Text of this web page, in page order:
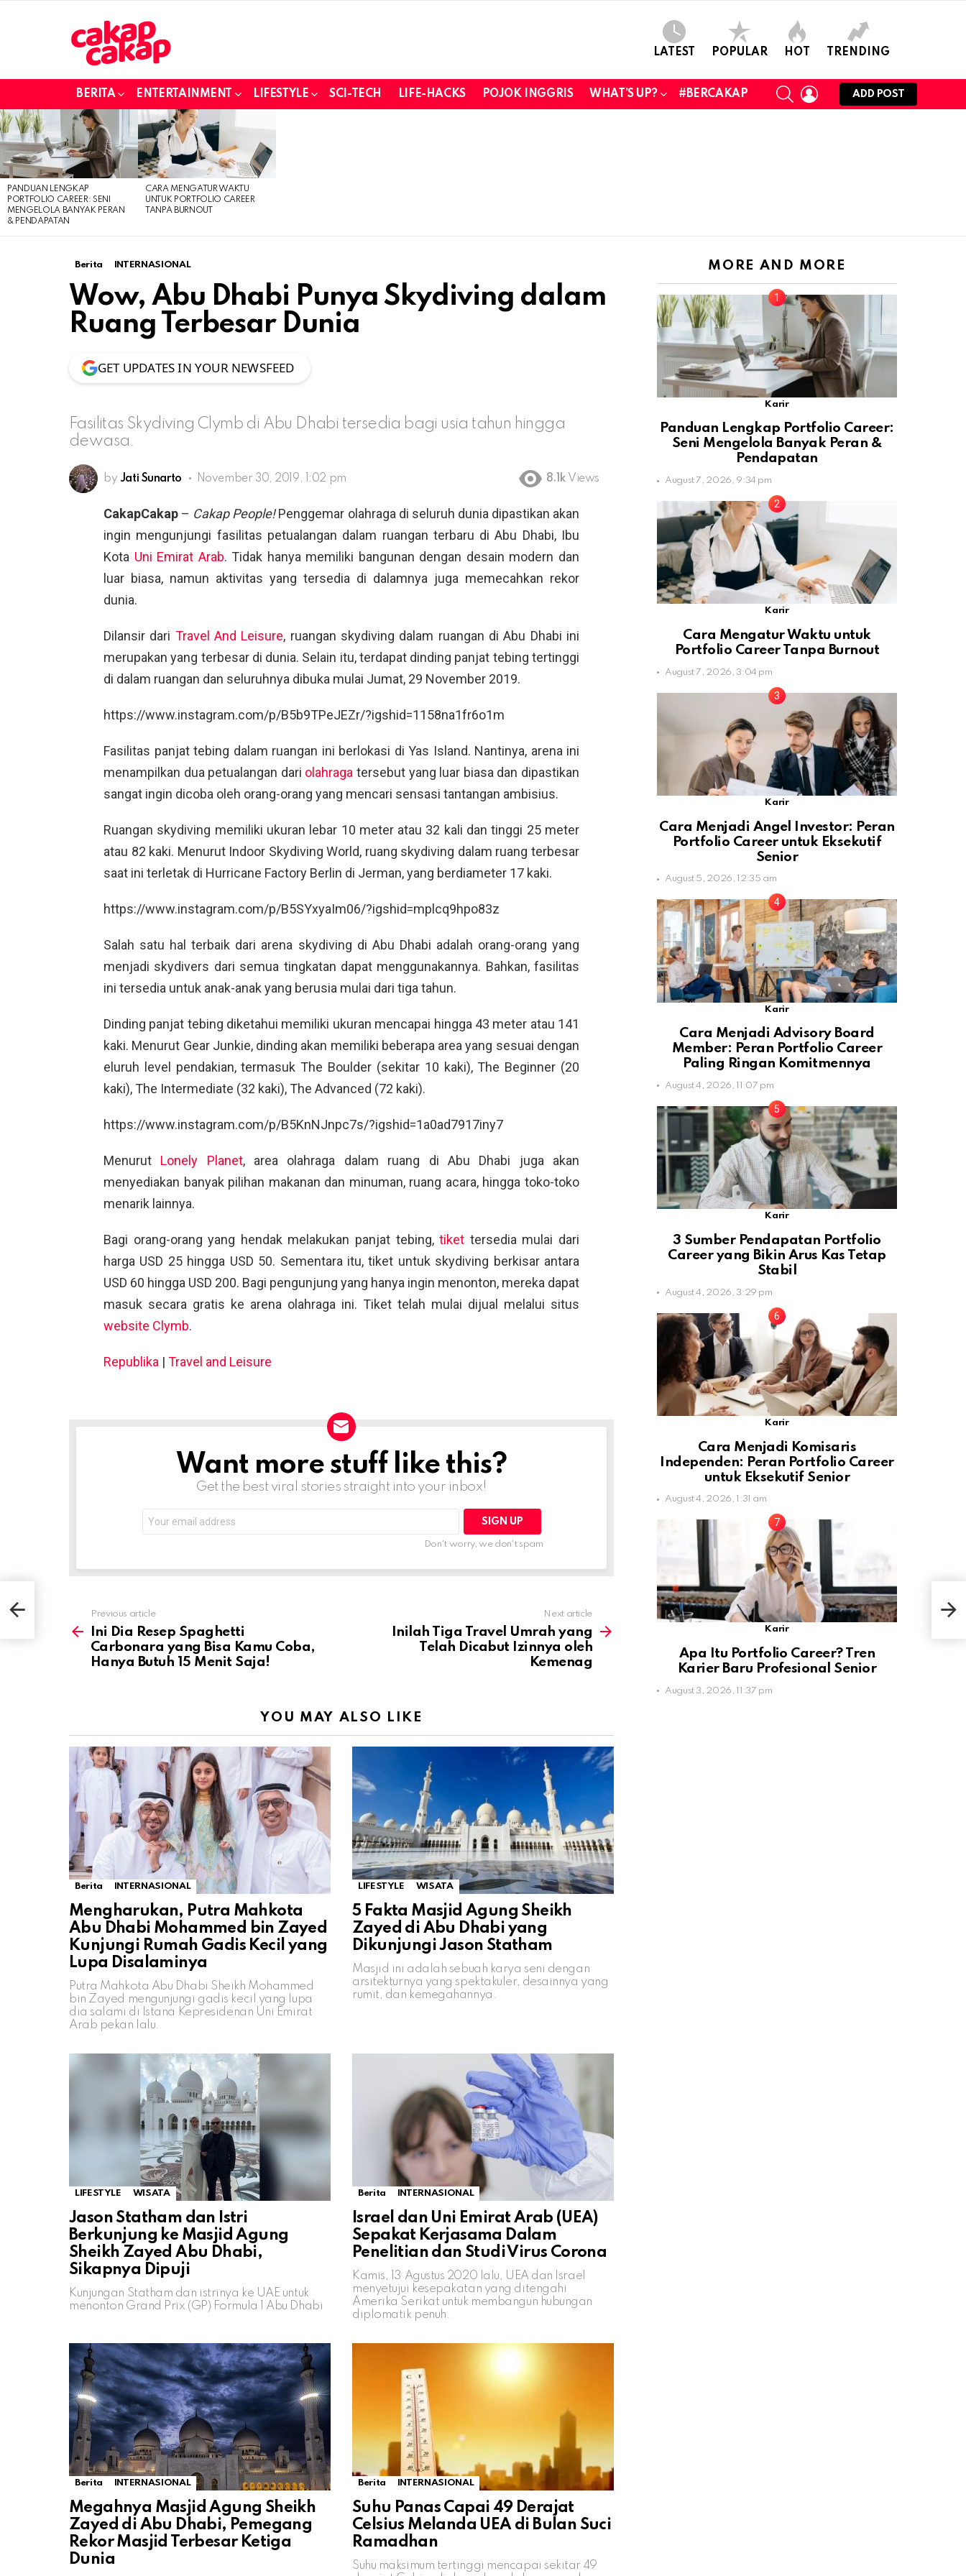
LATEST POPULAR HOT TRENDING
BERITA ENTERTAINMENT LIFESTYLE SCI-TECH LIFE-HACKS POJOK INGGRIS WHAT’S UP? #BERCAKAP
SEARCHLOGIN
ADD POST
LATEST
STORIES
PANDUAN LENGKAP
PORTFOLIO CAREER: SENI
MENGELOLA BANYAK PERAN
& PENDAPATAN
CARA MENGATUR WAKTU
UNTUK PORTFOLIO CAREER
TANPA BURNOUT
Berita INTERNASIONAL
Wow, Abu Dhabi Punya Skydiving dalam
Ruang Terbesar Dunia
GET UPDATES IN YOUR NEWSFEED
Fasilitas Skydiving Clymb di Abu Dhabi tersedia bagi usia tahun hingga
dewasa.
by Jati Sunarto November 30, 2019, 1:02 pm 8.1k Views
CakapCakap – Cakap People!Penggemar olahraga di seluruh dunia dipastikan akan
ingin mengunjungi fasilitas petualangan dalam ruangan terbaru di Abu Dhabi, Ibu
Kota Uni Emirat Arab. Tidak hanya memiliki bangunan dengan desain modern dan
luar biasa, namun aktivitas yang tersedia di dalamnya juga memecahkan rekor
dunia.
Dilansir dari Travel And Leisure, ruangan skydiving dalam ruangan di Abu Dhabi ini
merupakan yang terbesar di dunia. Selain itu, terdapat dinding panjat tebing tertinggi
di dalam ruangan dan seluruhnya dibuka mulai Jumat, 29 November 2019.
https://www.instagram.com/p/B5b9TPeJEZr/?igshid=1158na1fr6o1m
Fasilitas panjat tebing dalam ruangan ini berlokasi di Yas Island. Nantinya, arena ini
menampilkan dua petualangan dari olahraga tersebut yang luar biasa dan dipastikan
sangat ingin dicoba oleh orang-orang yang mencari sensasi tantangan ambisius.
Ruangan skydiving memiliki ukuran lebar 10 meter atau 32 kali dan tinggi 25 meter
atau 82 kaki. Menurut Indoor Skydiving World, ruang skydiving dalam ruang terbesar
saat ini terletak di Hurricane Factory Berlin di Jerman, yang berdiameter 17 kaki.
https://www.instagram.com/p/B5SYxyaIm06/?igshid=mplcq9hpo83z
Salah satu hal terbaik dari arena skydiving di Abu Dhabi adalah orang-orang yang
menjadi skydivers dari semua tingkatan dapat menggunakannya. Bahkan, fasilitas
ini tersedia untuk anak-anak yang berusia mulai dari tiga tahun.
Dinding panjat tebing diketahui memiliki ukuran mencapai hingga 43 meter atau 141
kaki. Menurut Gear Junkie, dinding akan memiliki beberapa area yang sesuai dengan
eluruh level pendakian, termasuk The Boulder (sekitar 10 kaki), The Beginner (20
kaki), The Intermediate (32 kaki), The Advanced (72 kaki).
https://www.instagram.com/p/B5KnNJnpc7s/?igshid=1a0ad7917iny7
Menurut Lonely Planet, area olahraga dalam ruang di Abu Dhabi juga akan
menyediakan banyak pilihan makanan dan minuman, ruang acara, hingga toko-toko
menarik lainnya.
Bagi orang-orang yang hendak melakukan panjat tebing,tiket tersedia mulai dari
harga USD 25 hingga USD 50. Sementara itu, tiket untuk skydiving berkisar antara
USD 60 hingga USD 200. Bagi pengunjung yang hanya ingin menonton, mereka dapat
masuk secara gratis ke arena olahraga ini. Tiket telah mulai dijual melalui situs
website Clymb.
Republika | Travel and Leisure
NEWSLETTERWant more stuff like this?
Get the best viral stories straight into your inbox!
address:
Don't worry, we don't spam
more
Previous article
Ini Dia Resep Spaghetti
Carbonara yang Bisa Kamu Coba,
Hanya Butuh 15 Menit Saja!
Next article
Inilah Tiga Travel Umrah yang
Telah Dicabut Izinnya oleh
Kemenag
YOU MAY ALSO LIKE
Berita INTERNASIONAL
Mengharukan, Putra Mahkota
Abu Dhabi Mohammed bin Zayed
Kunjungi Rumah Gadis Kecil yang
Lupa Disalaminya
Putra Mahkota Abu Dhabi Sheikh Mohammed
bin Zayed mengunjungi gadis kecil yang lupa
dia salami di Istana Kepresidenan Uni Emirat
Arab pekan lalu.
LIFESTYLE WISATA
5 Fakta Masjid Agung Sheikh
Zayed di Abu Dhabi yang
Dikunjungi Jason Statham
Masjid ini adalah sebuah karya seni dengan
arsitekturnya yang spektakuler, desainnya yang
rumit, dan kemegahannya.
LIFESTYLE WISATA
Jason Statham dan Istri
Berkunjung ke Masjid Agung
Sheikh Zayed Abu Dhabi,
Sikapnya Dipuji
Kunjungan Statham dan istrinya ke UAE untuk
menonton Grand Prix (GP) Formula 1 Abu Dhabi
Berita INTERNASIONAL
Israel dan Uni Emirat Arab (UEA)
Sepakat Kerjasama Dalam
Penelitian dan Studi Virus Corona
Kamis, 13 Agustus 2020 lalu, UEA dan Israel
menyetujui kesepakatan yang ditengahi
Amerika Serikat untuk membangun hubungan
diplomatik penuh.
Berita INTERNASIONAL
Megahnya Masjid Agung Sheikh
Zayed di Abu Dhabi, Pemegang
Rekor Masjid Terbesar Ketiga
Dunia
Berita INTERNASIONAL
Suhu Panas Capai 49 Derajat
Celsius Melanda UEA di Bulan Suci
Ramadhan
Suhu maksimum tertinggi mencapai sekitar 49
MORE AND MORE
Karir
Panduan Lengkap Portfolio Career:
Seni Mengelola Banyak Peran &
Pendapatan
August 7, 2026, 9:34 pm
Karir
Cara Mengatur Waktu untuk
Portfolio Career Tanpa Burnout
August 7, 2026, 3:04 pm
Karir
Cara Menjadi Angel Investor: Peran
Portfolio Career untuk Eksekutif
Senior
August 5, 2026, 12:35 am
Karir
Cara Menjadi Advisory Board
Member: Peran Portfolio Career
Paling Ringan Komitmennya
August 4, 2026, 11:07 pm
Karir
3 Sumber Pendapatan Portfolio
Career yang Bikin Arus Kas Tetap
Stabil
August 4, 2026, 3:29 pm
Karir
Cara Menjadi Komisaris
Independen: Peran Portfolio Career
untuk Eksekutif Senior
August 4, 2026, 1:31 am
Karir
Apa Itu Portfolio Career? Tren
Karier Baru Profesional Senior
August 3, 2026, 11:37 pm